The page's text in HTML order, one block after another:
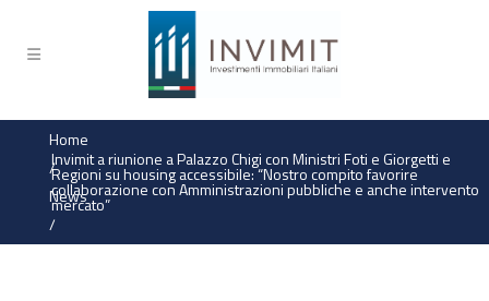
Home
/
News
/
Invimit a riunione a Palazzo Chigi con Ministri Foti e Giorgetti e
Regioni su housing accessibile: “Nostro compito favorire
collaborazione con Amministrazioni pubbliche e anche intervento
mercato”